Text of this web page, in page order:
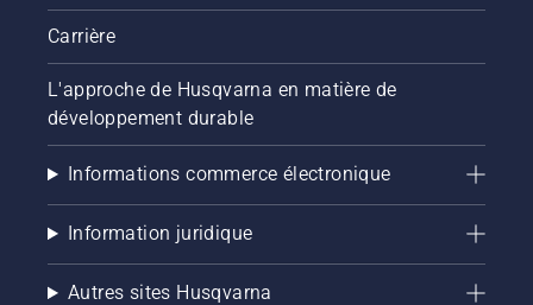
Carrière
L'approche de Husqvarna en matière de
développement durable
Informations commerce électronique
Information juridique
Autres sites Husqvarna